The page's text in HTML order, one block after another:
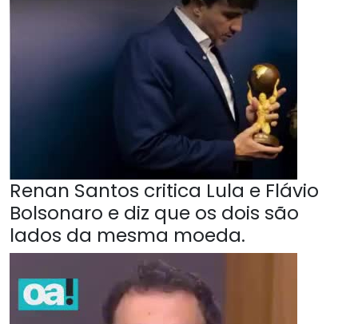
Renan Santos critica Lula e Flávio
Bolsonaro e diz que os dois são
lados da mesma moeda.